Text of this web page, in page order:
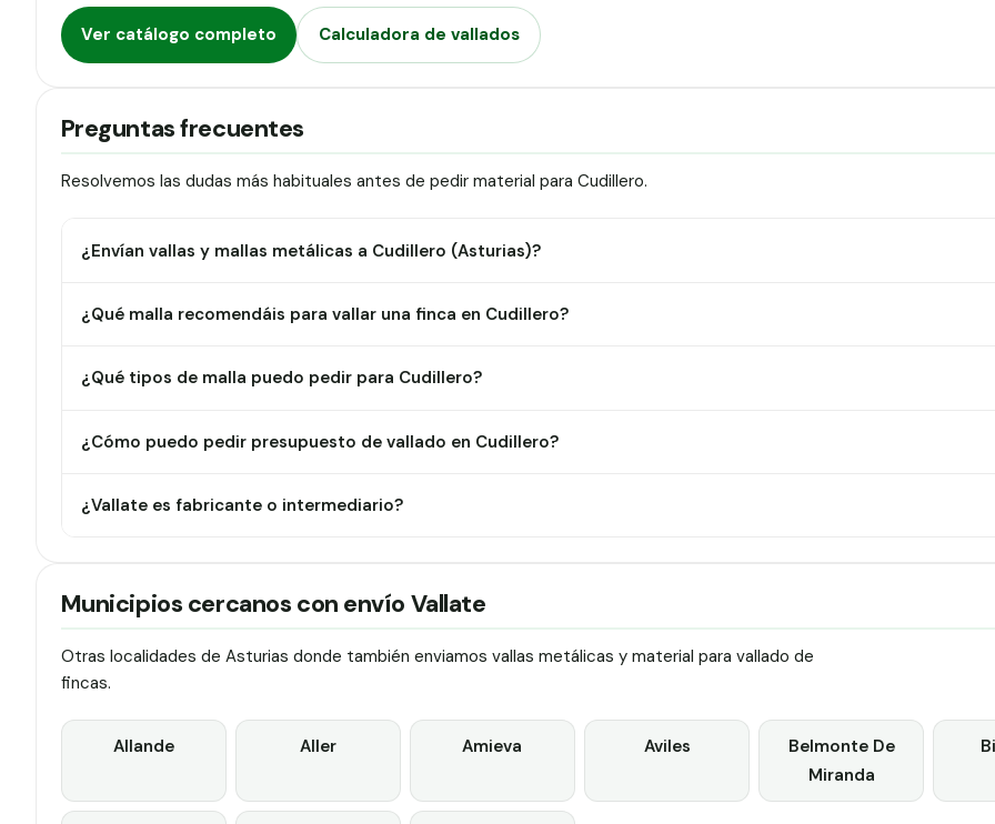
Ver catálogo completo Calculadora de vallados
Preguntas frecuentes
Resolvemos las dudas más habituales antes de pedir material para Cudillero.
¿Envían vallas y mallas metálicas a Cudillero (Asturias)?
¿Qué malla recomendáis para vallar una finca en Cudillero?
¿Qué tipos de malla puedo pedir para Cudillero?
¿Cómo puedo pedir presupuesto de vallado en Cudillero?
¿Vallate es fabricante o intermediario?
Municipios cercanos con envío Vallate
Otras localidades de Asturias donde también enviamos vallas metálicas y material para vallado de
fincas.
Allande Aller Amieva Aviles
Belmonte De
Miranda